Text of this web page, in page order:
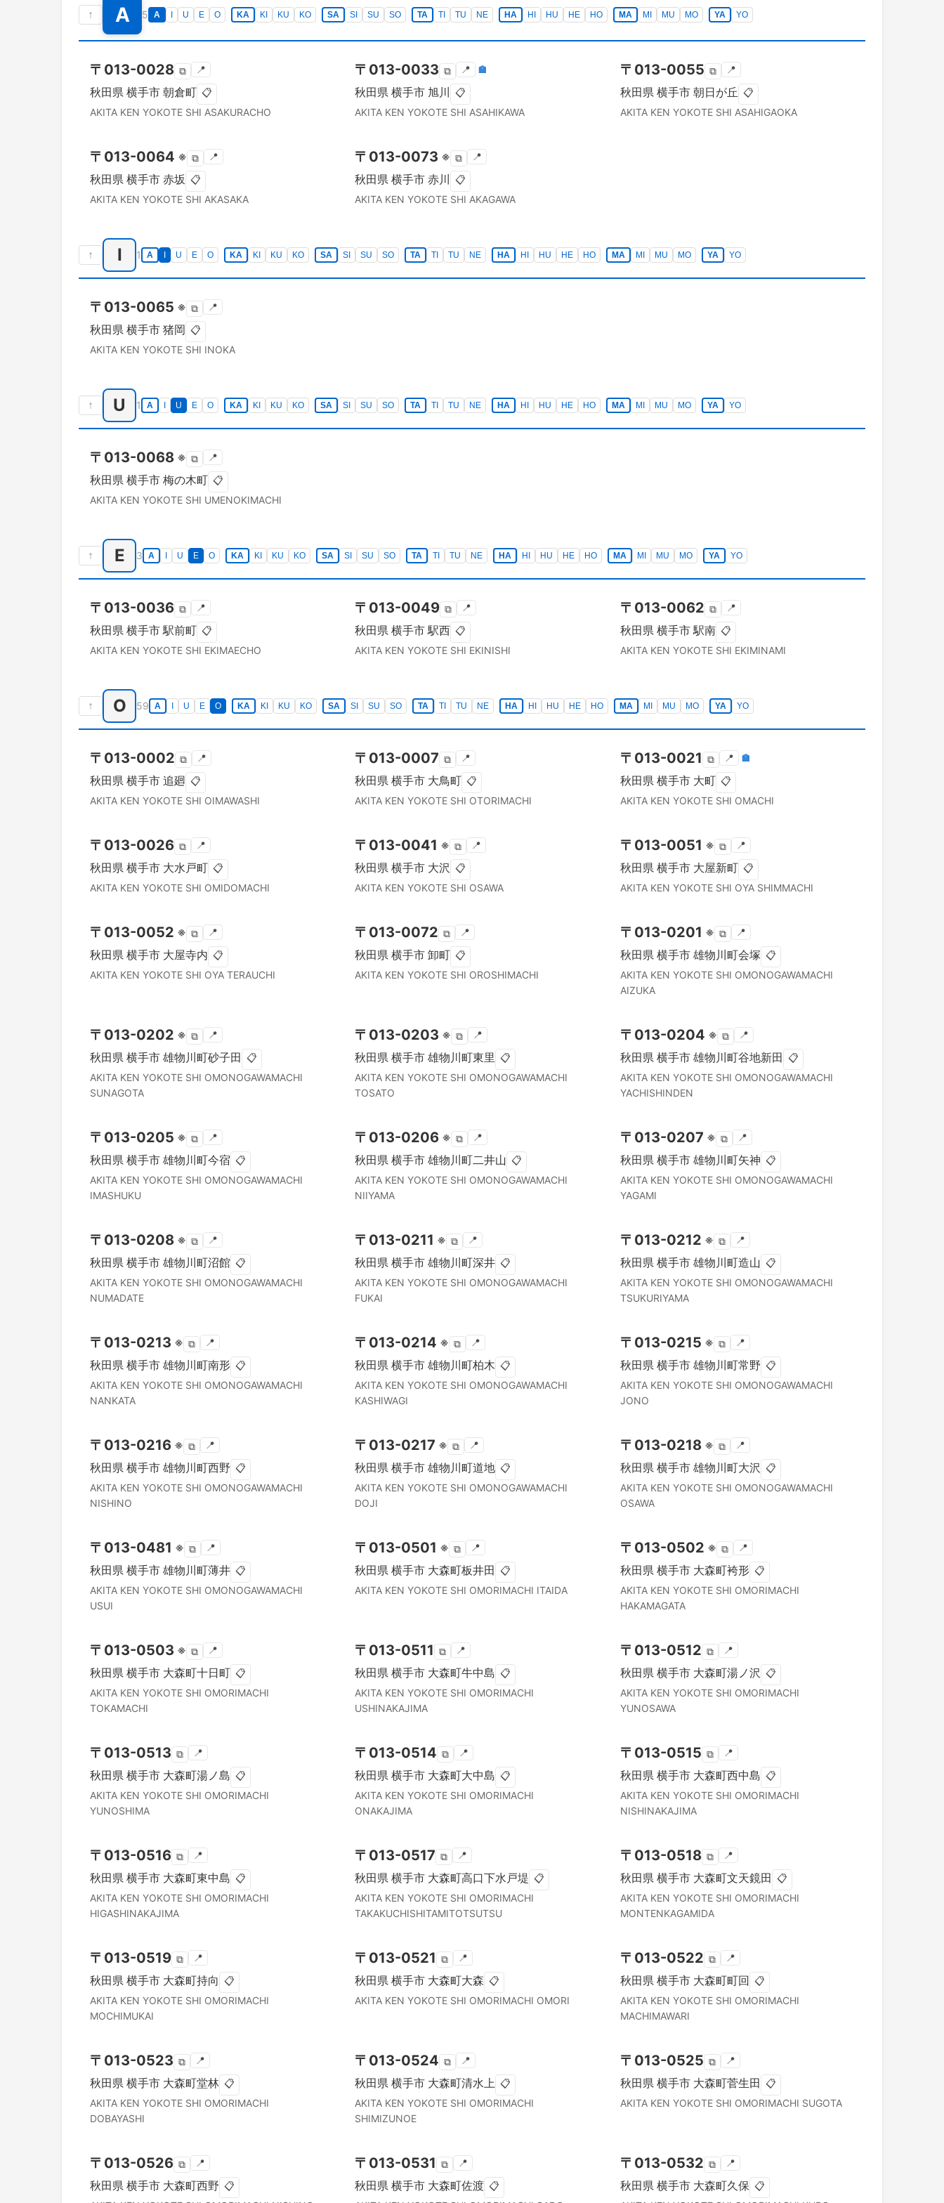
↑ A 5 A U E O KA KI KU KO SA SI SU SO TA TI TU NE HA HI HU HE HO MA MI MU MO YA YO
〒 013-0028 ⧉ 📍
秋田県 横手市 朝倉町 📋
AKITA KEN YOKOTE SHI ASAKURACHO
〒 013-0033 ⧉ 📍 🏣
秋田県 横手市 旭川 📋
AKITA KEN YOKOTE SHI ASAHIKAWA
〒 013-0055 ⧉ 📍
秋田県 横手市 朝日が丘 📋
AKITA KEN YOKOTE SHI ASAHIGAOKA
〒 013-0064 ※ ⧉ 📍
秋田県 横手市 赤坂 📋
AKITA KEN YOKOTE SHI AKASAKA
〒 013-0073 ※ ⧉ 📍
秋田県 横手市 赤川 📋
AKITA KEN YOKOTE SHI AKAGAWA
↑ I 1 A U E O KA KI KU KO SA SI SU SO TA TI TU NE HA HI HU HE HO MA MI MU MO YA YO
〒 013-0065 ※ ⧉ 📍
秋田県 横手市 猪岡 📋
AKITA KEN YOKOTE SHI INOKA
↑ U 1 A U E O KA KI KU KO SA SI SU SO TA TI TU NE HA HI HU HE HO MA MI MU MO YA YO
〒 013-0068 ※ ⧉ 📍
秋田県 横手市 梅の木町 📋
AKITA KEN YOKOTE SHI UMENOKIMACHI
↑ E 3 A U E O KA KI KU KO SA SI SU SO TA TI TU NE HA HI HU HE HO MA MI MU MO YA YO
〒 013-0036 ⧉ 📍
秋田県 横手市 駅前町 📋
AKITA KEN YOKOTE SHI EKIMAECHO
〒 013-0049 ⧉ 📍
秋田県 横手市 駅西 📋
AKITA KEN YOKOTE SHI EKINISHI
〒 013-0062 ⧉ 📍
秋田県 横手市 駅南 📋
AKITA KEN YOKOTE SHI EKIMINAMI
↑ O 59 A U E O KA KI KU KO SA SI SU SO TA TI TU NE HA HI HU HE HO MA MI MU MO YA YO
〒 013-0002 ⧉ 📍
秋田県 横手市 追廻 📋
AKITA KEN YOKOTE SHI OIMAWASHI
〒 013-0007 ⧉ 📍
秋田県 横手市 大鳥町 📋
AKITA KEN YOKOTE SHI OTORIMACHI
〒 013-0021 ⧉ 📍 🏣
秋田県 横手市 大町 📋
AKITA KEN YOKOTE SHI OMACHI
〒 013-0026 ⧉ 📍
秋田県 横手市 大水戸町 📋
AKITA KEN YOKOTE SHI OMIDOMACHI
〒 013-0041 ※ ⧉ 📍
秋田県 横手市 大沢 📋
AKITA KEN YOKOTE SHI OSAWA
〒 013-0051 ※ ⧉ 📍
秋田県 横手市 大屋新町 📋
AKITA KEN YOKOTE SHI OYA SHIMMACHI
〒 013-0052 ※ ⧉ 📍
秋田県 横手市 大屋寺内 📋
AKITA KEN YOKOTE SHI OYA TERAUCHI
〒 013-0072 ⧉ 📍
秋田県 横手市 卸町 📋
AKITA KEN YOKOTE SHI OROSHIMACHI
〒 013-0201 ※ ⧉ 📍
秋田県 横手市 雄物川町会塚 📋
AKITA KEN YOKOTE SHI OMONOGAWAMACHI
AIZUKA
〒 013-0202 ※ ⧉ 📍
秋田県 横手市 雄物川町砂子田 📋
AKITA KEN YOKOTE SHI OMONOGAWAMACHI
SUNAGOTA
〒 013-0203 ※ ⧉ 📍
秋田県 横手市 雄物川町東里 📋
AKITA KEN YOKOTE SHI OMONOGAWAMACHI
TOSATO
〒 013-0204 ※ ⧉ 📍
秋田県 横手市 雄物川町谷地新田 📋
AKITA KEN YOKOTE SHI OMONOGAWAMACHI
YACHISHINDEN
〒 013-0205 ※ ⧉ 📍
秋田県 横手市 雄物川町今宿 📋
AKITA KEN YOKOTE SHI OMONOGAWAMACHI
IMASHUKU
〒 013-0206 ※ ⧉ 📍
秋田県 横手市 雄物川町二井山 📋
AKITA KEN YOKOTE SHI OMONOGAWAMACHI
NIIYAMA
〒 013-0207 ※ ⧉ 📍
秋田県 横手市 雄物川町矢神 📋
AKITA KEN YOKOTE SHI OMONOGAWAMACHI
YAGAMI
〒 013-0208 ※ ⧉ 📍
秋田県 横手市 雄物川町沼館 📋
AKITA KEN YOKOTE SHI OMONOGAWAMACHI
NUMADATE
〒 013-0211 ※ ⧉ 📍
秋田県 横手市 雄物川町深井 📋
AKITA KEN YOKOTE SHI OMONOGAWAMACHI
FUKAI
〒 013-0212 ※ ⧉ 📍
秋田県 横手市 雄物川町造山 📋
AKITA KEN YOKOTE SHI OMONOGAWAMACHI
TSUKURIYAMA
〒 013-0213 ※ ⧉ 📍
秋田県 横手市 雄物川町南形 📋
AKITA KEN YOKOTE SHI OMONOGAWAMACHI
NANKATA
〒 013-0214 ※ ⧉ 📍
秋田県 横手市 雄物川町柏木 📋
AKITA KEN YOKOTE SHI OMONOGAWAMACHI
KASHIWAGI
〒 013-0215 ※ ⧉ 📍
秋田県 横手市 雄物川町常野 📋
AKITA KEN YOKOTE SHI OMONOGAWAMACHI
JONO
〒 013-0216 ※ ⧉ 📍
秋田県 横手市 雄物川町西野 📋
AKITA KEN YOKOTE SHI OMONOGAWAMACHI
NISHINO
〒 013-0217 ※ ⧉ 📍
秋田県 横手市 雄物川町道地 📋
AKITA KEN YOKOTE SHI OMONOGAWAMACHI
DOJI
〒 013-0218 ※ ⧉ 📍
秋田県 横手市 雄物川町大沢 📋
AKITA KEN YOKOTE SHI OMONOGAWAMACHI
OSAWA
〒 013-0481 ※ ⧉ 📍
秋田県 横手市 雄物川町薄井 📋
AKITA KEN YOKOTE SHI OMONOGAWAMACHI
USUI
〒 013-0501 ※ ⧉ 📍
秋田県 横手市 大森町板井田 📋
AKITA KEN YOKOTE SHI OMORIMACHI ITAIDA
〒 013-0502 ※ ⧉ 📍
秋田県 横手市 大森町袴形 📋
AKITA KEN YOKOTE SHI OMORIMACHI
HAKAMAGATA
〒 013-0503 ※ ⧉ 📍
秋田県 横手市 大森町十日町 📋
AKITA KEN YOKOTE SHI OMORIMACHI
TOKAMACHI
〒 013-0511 ⧉ 📍
秋田県 横手市 大森町牛中島 📋
AKITA KEN YOKOTE SHI OMORIMACHI
USHINAKAJIMA
〒 013-0512 ⧉ 📍
秋田県 横手市 大森町湯ノ沢 📋
AKITA KEN YOKOTE SHI OMORIMACHI
YUNOSAWA
〒 013-0513 ⧉ 📍
秋田県 横手市 大森町湯ノ島 📋
AKITA KEN YOKOTE SHI OMORIMACHI
YUNOSHIMA
〒 013-0514 ⧉ 📍
秋田県 横手市 大森町大中島 📋
AKITA KEN YOKOTE SHI OMORIMACHI
ONAKAJIMA
〒 013-0515 ⧉ 📍
秋田県 横手市 大森町西中島 📋
AKITA KEN YOKOTE SHI OMORIMACHI
NISHINAKAJIMA
〒 013-0516 ⧉ 📍
秋田県 横手市 大森町東中島 📋
AKITA KEN YOKOTE SHI OMORIMACHI
HIGASHINAKAJIMA
〒 013-0517 ⧉ 📍
秋田県 横手市 大森町高口下水戸堤 📋
AKITA KEN YOKOTE SHI OMORIMACHI
TAKAKUCHISHITAMITOTSUTSU
〒 013-0518 ⧉ 📍
秋田県 横手市 大森町文天鏡田 📋
AKITA KEN YOKOTE SHI OMORIMACHI
MONTENKAGAMIDA
〒 013-0519 ⧉ 📍
秋田県 横手市 大森町持向 📋
AKITA KEN YOKOTE SHI OMORIMACHI
MOCHIMUKAI
〒 013-0521 ⧉ 📍
秋田県 横手市 大森町大森 📋
AKITA KEN YOKOTE SHI OMORIMACHI OMORI
〒 013-0522 ⧉ 📍
秋田県 横手市 大森町町回 📋
AKITA KEN YOKOTE SHI OMORIMACHI
MACHIMAWARI
〒 013-0523 ⧉ 📍
秋田県 横手市 大森町堂林 📋
AKITA KEN YOKOTE SHI OMORIMACHI
DOBAYASHI
〒 013-0524 ⧉ 📍
秋田県 横手市 大森町清水上 📋
AKITA KEN YOKOTE SHI OMORIMACHI
SHIMIZUNOE
〒 013-0525 ⧉ 📍
秋田県 横手市 大森町菅生田 📋
AKITA KEN YOKOTE SHI OMORIMACHI SUGOTA
〒 013-0526 ⧉ 📍
秋田県 横手市 大森町西野 📋
〒 013-0531 ⧉ 📍
秋田県 横手市 大森町佐渡 📋
〒 013-0532 ⧉ 📍
秋田県 横手市 大森町久保 📋